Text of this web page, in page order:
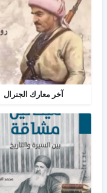
آخر معارك الجنرال